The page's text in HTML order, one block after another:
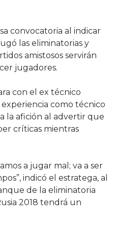
convocatoria al indicar
las eliminatorias y
amistosos servirán
jugadores.
con el ex técnico
como técnico
la afición al advertir que
críticas mientras
a jugar mal; va a ser
indicó el estratega, al
de la eliminatoria
2018 tendrá un